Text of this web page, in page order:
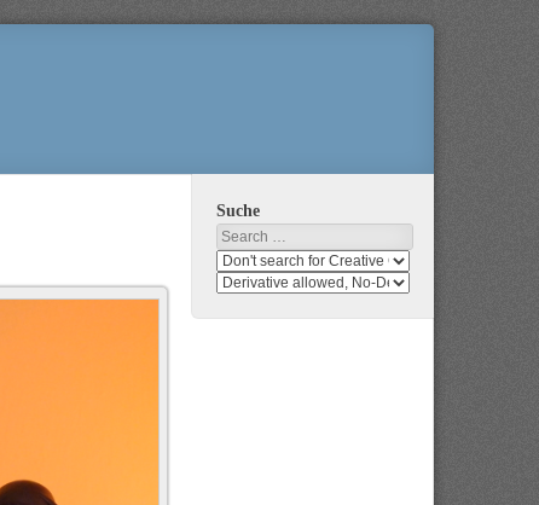
Suche
Search
Search
media
search